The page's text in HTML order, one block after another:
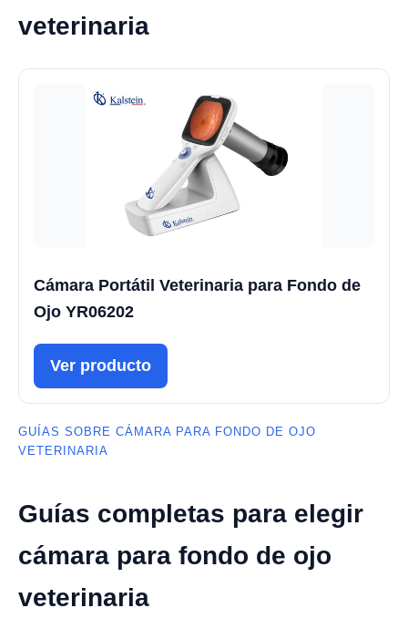
veterinaria
Cámara Portátil Veterinaria para Fondo de
Ojo YR06202
Ver producto
GUÍAS SOBRE CÁMARA PARA FONDO DE OJO
VETERINARIA
Guías completas para elegir
cámara para fondo de ojo
veterinaria